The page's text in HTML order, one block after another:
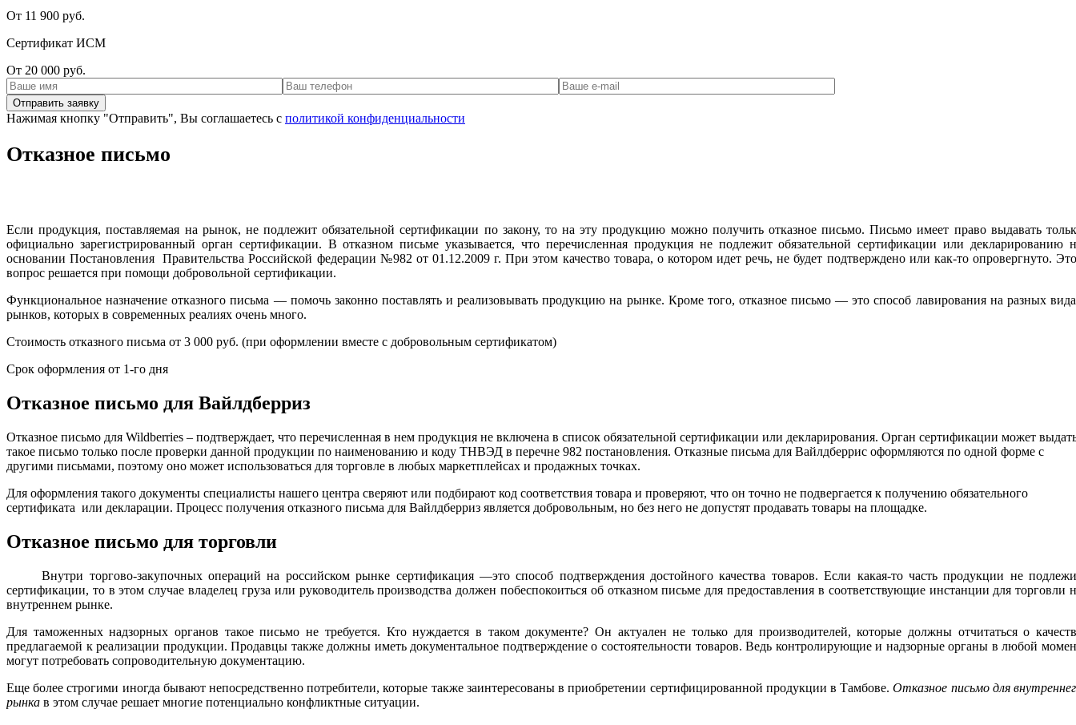
От 11 900 руб.
Сертификат ИСМ
От 20 000 руб.
Нажимая кнопку "Отправить", Вы соглашаетесь с политикой конфиденциальности
Отказное письмо
Если продукция, поставляемая на рынок, не подлежит обязательной сертификации по закону, то на эту продукцию можно получить отказное письмо. Письмо имеет право выдавать
официально зарегистрированный орган сертификации. В отказном письме указывается, что перечисленная продукция не подлежит обязательной сертификации или декларированию
основании Постановления Правительства Российской федерации №982 от 01.12.2009 г. При этом качество товара, о котором идет речь, не будет подтверждено или как-то опровергнуто.
вопрос решается при помощи добровольной сертификации.
Функциональное назначение отказного письма — помочь законно поставлять и реализовывать продукцию на рынке. Кроме того, отказное письмо — это способ лавирования на разных
рынков, которых в современных реалиях очень много.
Стоимость отказного письма от 3 000 руб. (при оформлении вместе с добровольным сертификатом)
Срок оформления от 1-го дня
Отказное письмо для Вайлдберриз
Отказное письмо для Wildberries – подтверждает, что перечисленная в нем продукция не включена в список обязательной сертификации или декларирования. Орган сертификации может
такое письмо только после проверки данной продукции по наименованию и коду ТНВЭД в перечне 982 постановления. Отказные письма для Вайлдберрис оформляются по одной форме с
другими письмами, поэтому оно может использоваться для торговле в любых маркетплейсах и продажных точках.
Для оформления такого документы специалисты нашего центра сверяют или подбирают код соответствия товара и проверяют, что он точно не подвергается к получению обязательного
сертификата или декларации. Процесс получения отказного письма для Вайлдберриз является добровольным, но без него не допустят продавать товары на площадке.
Отказное письмо для торговли
Внутри торгово-закупочных операций на российском рынке сертификация —это способ подтверждения достойного качества товаров. Если какая-то часть продукции не
сертификации, то в этом случае владелец груза или руководитель производства должен побеспокоиться об отказном письме для предоставления в соответствующие инстанции для торговли
внутреннем рынке.
Для таможенных надзорных органов такое письмо не требуется. Кто нуждается в таком документе? Он актуален не только для производителей, которые должны отчитаться о
предлагаемой к реализации продукции. Продавцы также должны иметь документальное подтверждение о состоятельности товаров. Ведь контролирующие и надзорные органы в любой
могут потребовать сопроводительную документацию.
Еще более строгими иногда бывают непосредственно потребители, которые также заинтересованы в приобретении сертифицированной продукции в Тамбове.Отказное письмо для
рынка в этом случае решает многие потенциально конфликтные ситуации.